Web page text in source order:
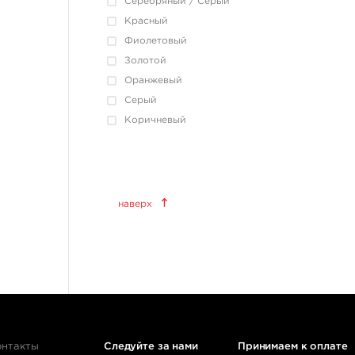
Красный
Фиолетовый
Золотой
Оранжевый
Серый
Коричневый
World Famous Tattoo Ink
наверх
Следуйте за нами Принимаем к оплате